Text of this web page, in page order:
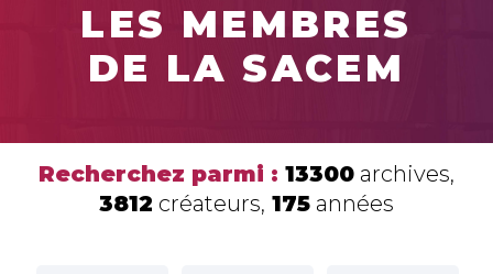
des œuvres
LES MEMBRES
DE LA SACEM
Recherchez parmi : 13300 archives,
3812 créateurs, 175 années